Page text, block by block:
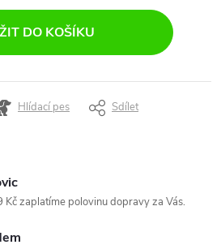
DO KOŠÍKU
Hlídací pes Sdílet
Kč zaplatíme polovinu dopravy za Vás.